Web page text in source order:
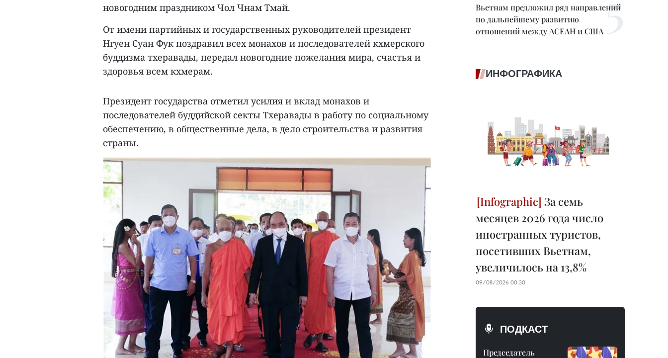
новогодним праздником Чол Чнам Тмай.
От имени партийных и государственных руководителей президент
Нгуен Суан Фук поздравил всех монахов и последователей кхмерского
буддизма тхеравады, передал новогодние пожелания мира, счастья и
здоровья всем кхмерам.
Президент государства отметил усилия и вклад монахов и
последователей буддийской секты Тхеравады в работу по социальному
обеспечению, в общественные дела, в дело строительства и развития
страны.
Вьетнам предложил ряд направлений
по дальнейшему развитию
отношений между АСЕАН и США
ИНФОГРАФИКА
За семь
месяцев 2026 года число
иностранных туристов,
посетивших Вьетнам,
увеличилось на 13,8%
09/08/2026 00:30
ПОДКАСТ
Председатель